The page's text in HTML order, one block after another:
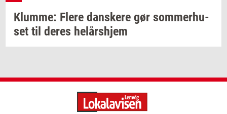
Klum­me: Flere dan­ske­re gør som­mer­hu­
set til deres helårs­hjem